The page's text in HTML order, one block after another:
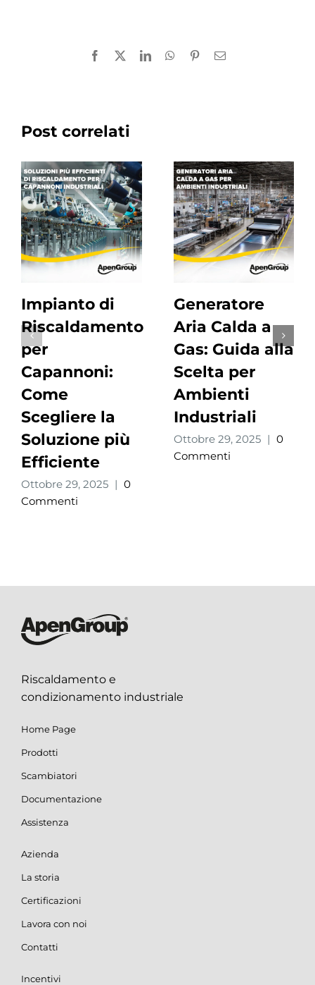
Facebook LinkedInWhatsApp
PinterestEmail
Post correlati
Impianto di
Riscaldamento
per
Capannoni:
Come
Scegliere la
Soluzione più
Efficiente
Ottobre 29, 2025 | 0
Commenti
Generatore
Aria Calda a
Gas: Guida alla
Scelta per
Ambienti
Industriali
Ottobre 29, 2025 | 0
Commenti
Riscaldamento e
condizionamento industriale
Home Page
Prodotti
Scambiatori
Documentazione
Assistenza
Azienda
La storia
Certificazioni
Lavora con noi
Contatti
Incentivi